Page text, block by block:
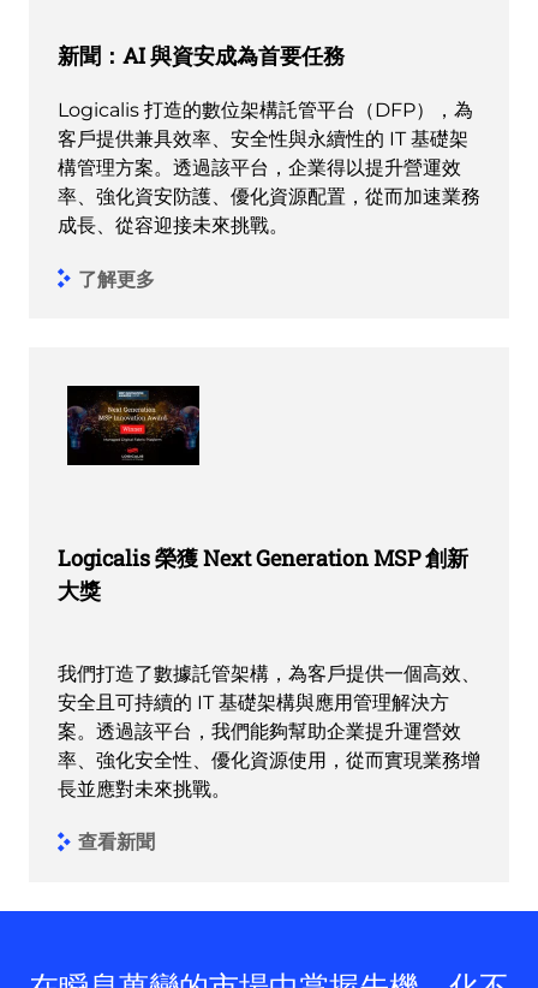
新聞：AI 與資安成為首要任務
Logicalis 打造的數位架構託管平台（DFP），為
客戶提供兼具效率、安全性與永續性的 IT 基礎架
構管理方案。透過該平台，企業得以提升營運效
率、強化資安防護、優化資源配置，從而加速業務
成長、從容迎接未來挑戰。
了解更多
Logicalis 榮獲 Next Generation MSP 創新
大獎
我們打造了數據託管架構，為客戶提供一個高效、
安全且可持續的 IT 基礎架構與應用管理解決方
案。透過該平台，我們能夠幫助企業提升運營效
率、強化安全性、優化資源使用，從而實現業務增
長並應對未來挑戰。
查看新聞